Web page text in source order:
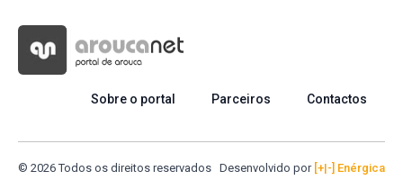
Sobre o portal Parceiros Contactos
© 2026 Todos os direitos reservados Desenvolvido por [+|-] Enérgica